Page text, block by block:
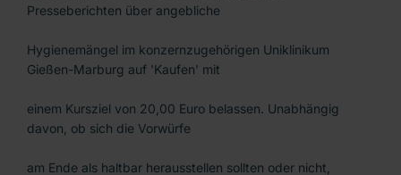
Presseberichten über angebliche
Hygienemängel im konzernzugehörigen Uniklinikum
Gießen-Marburg auf 'Kaufen' mit
einem Kursziel von 20,00 Euro belassen. Unabhängig
davon, ob sich die Vorwürfe
am Ende als haltbar herausstellen sollten oder nicht,